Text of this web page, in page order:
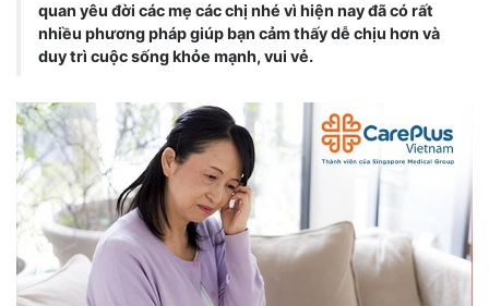
quan yêu đời các mẹ các chị nhé vì hiện nay đã có rất
nhiều phương pháp giúp bạn cảm thấy dễ chịu hơn và
duy trì cuộc sống khỏe mạnh, vui vẻ.